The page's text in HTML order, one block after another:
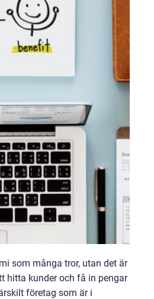
som många tror, utan det är
hitta kunder och få in pengar
företag som är i